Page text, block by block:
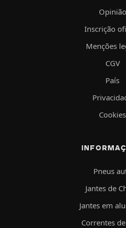
Opinião
Inscrição
Menções
CGV
País
Cookies
Pneus
Jantes de
Jantes em
Correntes